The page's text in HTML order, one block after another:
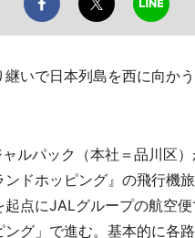
いで日本列島を西に向か
ルパック（本社＝品川区
ドホッピング』の飛行機
起点にJALグループの航空
グ」で進む。基本的に各